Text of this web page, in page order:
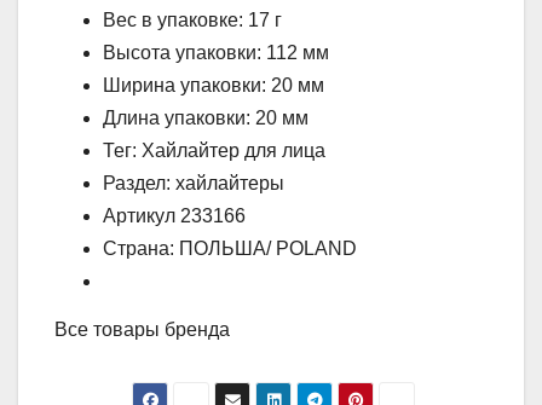
Вес в упаковке: 17 г
Высота упаковки: 112 мм
Ширина упаковки: 20 мм
Длина упаковки: 20 мм
Тег: Хайлайтер для лица
Раздел: хайлайтеры
Артикул 233166
Страна: ПОЛЬША/ POLAND
Все товары бренда